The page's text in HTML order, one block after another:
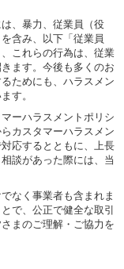
、暴力、従業員（役
含み、以下「従業員
これらの行為は、従業
ます。今後も多くのお
ためにも、ハラスメン
す。
ーハラスメントポリシ
カスタマーハラスメン
応するとともに、上長
談があった際には、当
なく事業者も含まれま
で、公正で健全な取引
まのご理解・ご協力を